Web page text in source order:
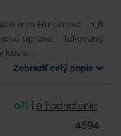
mm Hmotnosť - 1,8
úprava - lakovaný
kôš s...
Zobraziť celý popis
0% 0 hodnotenie
4594